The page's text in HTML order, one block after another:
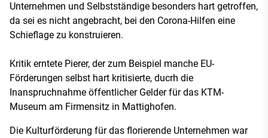
Unternehmen und Selbstständige besonders hart getroffen,
da sei es nicht angebracht, bei den Corona-Hilfen eine
Schieflage zu konstruieren.
Kritik erntete Pierer, der zum Beispiel manche EU-
Förderungen selbst hart kritisierte, ducrh die
Inanspruchnahme öffentlicher Gelder für das KTM-
Museum am Firmensitz in Mattighofen.
Die Kulturförderung für das florierende Unternehmen war